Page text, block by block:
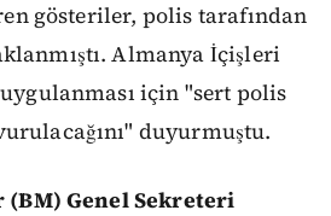
gösteriler, polis tarafından
Almanya İçişleri
uygulanması için "sert polis
duyurmuştu.
Genel Sekreteri